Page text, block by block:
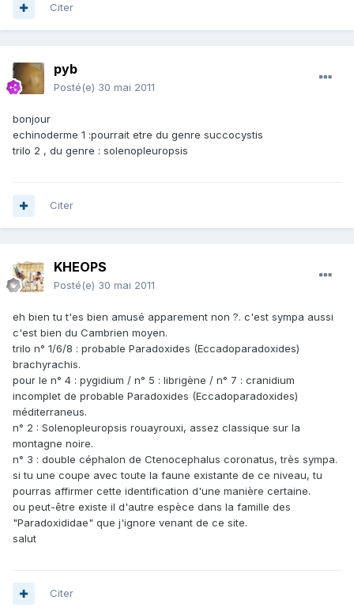
Citer
pyb
Posté(e) 30 mai 2011
bonjour
echinoderme 1 :pourrait etre du genre succocystis
trilo 2 , du genre : solenopleuropsis
Citer
KHEOPS
Posté(e) 30 mai 2011
eh bien tu t'es bien amusé apparement non ?. c'est sympa aussi
c'est bien du Cambrien moyen.
trilo n° 1/6/8 : probable Paradoxides (Eccadoparadoxides)
brachyrachis.
pour le n° 4 : pygidium / n° 5 : librigène / n° 7 : cranidium
incomplet de probable Paradoxides (Eccadoparadoxides)
méditerraneus.
n° 2 : Solenopleuropsis rouayrouxi, assez classique sur la
montagne noire.
n° 3 : double céphalon de Ctenocephalus coronatus, très sympa.
si tu une coupe avec toute la faune existante de ce niveau, tu
pourras affirmer cette identification d'une manière certaine.
ou peut-être existe il d'autre espèce dans la famille des
"Paradoxididae" que j'ignore venant de ce site.
salut
Citer